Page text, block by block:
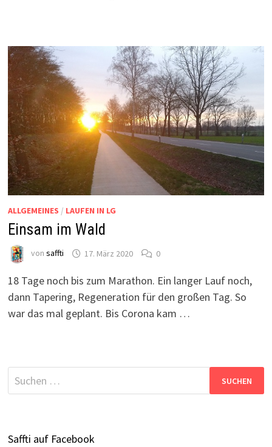
ALLGEMEINES / LAUFEN IN LG
Einsam im Wald
von saffti 17. März 2020 0
18 Tage noch bis zum Marathon. Ein langer Lauf noch,
dann Tapering, Regeneration für den großen Tag. So
war das mal geplant. Bis Corona kam …
Suchen
nach:
Saffti auf Facebook